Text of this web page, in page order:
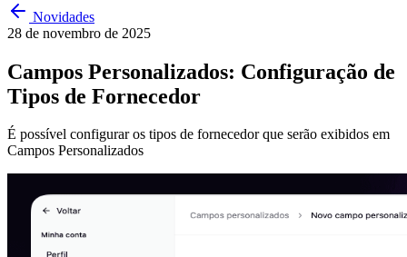
Novidades
28 de novembro de 2025
Campos Personalizados: Configuração de
Tipos de Fornecedor
É possível configurar os tipos de fornecedor que serão exibidos em
Campos Personalizados